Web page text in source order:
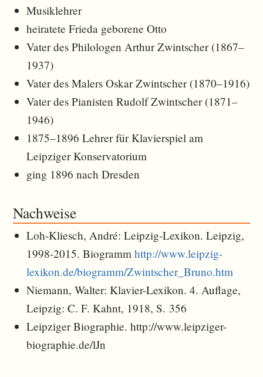
Musiklehrer
heiratete Frieda geborene Otto
Vater des Philologen Arthur Zwintscher (1867–
1937)
Vater des Malers Oskar Zwintscher (1870–1916)
Vater des Pianisten Rudolf Zwintscher (1871–
1946)
1875–1896 Lehrer für Klavierspiel am
Leipziger Konservatorium
ging 1896 nach Dresden
Nachweise
Loh-Kliesch, André: Leipzig-Lexikon. Leipzig,
1998-2015. Biogrammhttp://www.leipzig-
lexikon.de/biogramm/Zwintscher_Bruno.htm
Niemann, Walter: Klavier-Lexikon. 4. Auflage,
Leipzig: C. F. Kahnt, 1918, S. 356
Leipziger Biographie. http://www.leipziger-
biographie.de/lJn